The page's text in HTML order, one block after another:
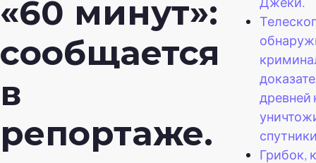
«60 минут»:
сообщается
в
репортаже.
древней
Грибок,